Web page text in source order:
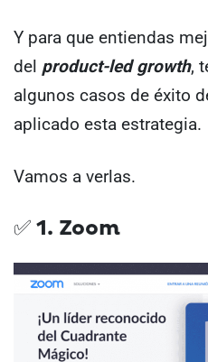
Y para que entiendas
del product-led growth,
algunos casos de éxito
aplicado esta estrategia.
Vamos a verlas.
✅ 1. Zoom